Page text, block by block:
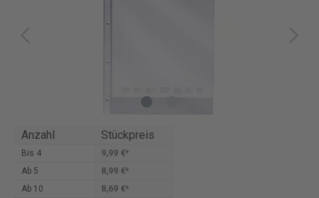
Anzahl Stückpreis
Bis 4
9,99 €*
Ab 5
8,99 €*
Ab 10 8,69 €*